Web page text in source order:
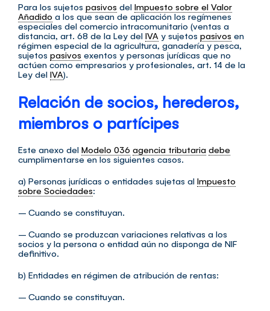
Para los sujetos pasivos del Impuesto sobre el Valor
Añadido a los que sean de aplicación los regímenes
especiales del comercio intracomunitario (ventas a
distancia, art. 68 de la Ley del IVA y sujetos pasivos en
régimen especial de la agricultura, ganadería y pesca,
sujetos pasivos exentos y personas jurídicas que no
actúen como empresarios y profesionales, art. 14 de la
Ley del IVA).
Relación de socios, herederos,
miembros o partícipes
Este anexo del Modelo 036 agencia tributaria debe
cumplimentarse en los siguientes casos.
a) Personas jurídicas o entidades sujetas al Impuesto
sobre Sociedades:
– Cuando se constituyan.
– Cuando se produzcan variaciones relativas a los
socios y la persona o entidad aún no disponga de NIF
definitivo.
b) Entidades en régimen de atribución de rentas:
– Cuando se constituyan.